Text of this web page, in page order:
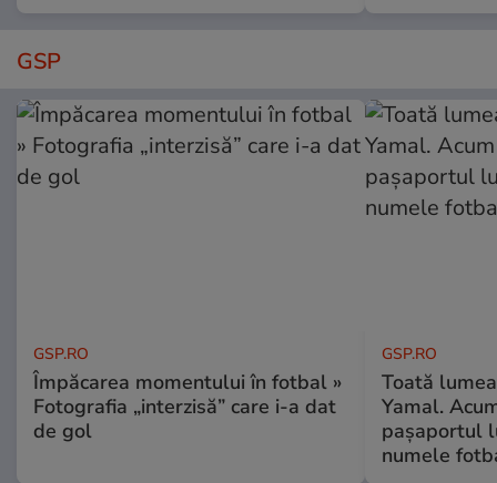
GSP
GSP.RO
Împăcarea momentului în fotbal »
Fotografia „interzisă” care i-a dat
de gol
GSP.RO
Toată
Yamal.
pașaportul
numele